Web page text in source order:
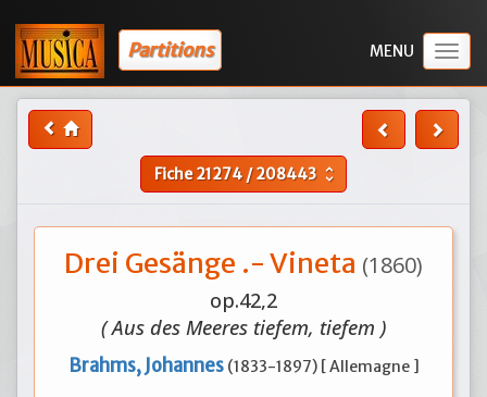
Partitions
Fiche21274/208443 unfold_more
Drei Gesänge .- Vineta (1860)
op.42,2
( Aus des Meeres tiefem, tiefem )
Brahms, Johannes (1833-1897) [ Allemagne ]